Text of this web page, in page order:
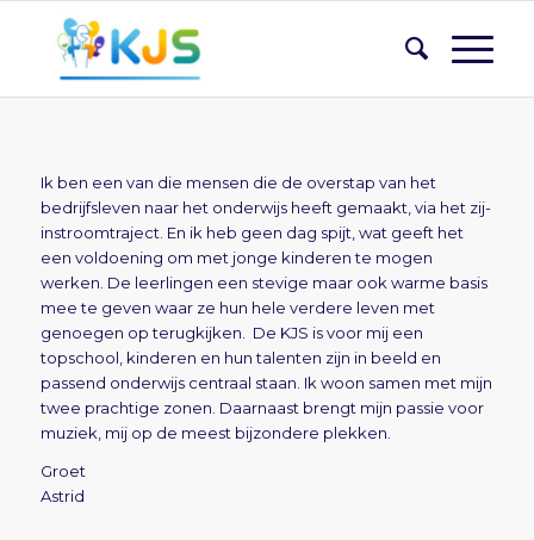
Ik ben een van die mensen die de overstap van het
bedrijfsleven naar het onderwijs heeft gemaakt, via het zij-
instroomtraject. En ik heb geen dag spijt, wat geeft het
een voldoening om met jonge kinderen te mogen
werken. De leerlingen een stevige maar ook warme basis
mee te geven waar ze hun hele verdere leven met
genoegen op terugkijken. De KJS is voor mij een
topschool, kinderen en hun talenten zijn in beeld en
passend onderwijs centraal staan. Ik woon samen met mijn
twee prachtige zonen. Daarnaast brengt mijn passie voor
muziek, mij op de meest bijzondere plekken.
Groet
Astrid